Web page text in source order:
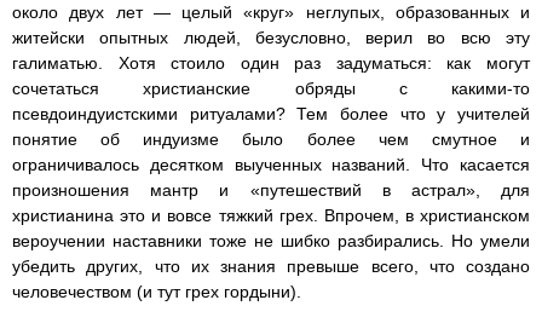
около двух лет — целый «круг» неглупых, образованных и
житейски опытных людей, безусловно, верил во всю эту
галиматью. Хотя стоило один раз задуматься: как могут
сочетаться христианские обряды с какими-то
псевдоиндуистскими ритуалами? Тем более что у учителей
понятие об индуизме было более чем смутное и
ограничивалось десятком выученных названий. Что касается
произношения мантр и «путешествий в астрал», для
христианина это и вовсе тяжкий грех. Впрочем, в христианском
вероучении наставники тоже не шибко разбирались. Но умели
убедить других, что их знания превыше всего, что создано
человечеством (и тут грех гордыни).